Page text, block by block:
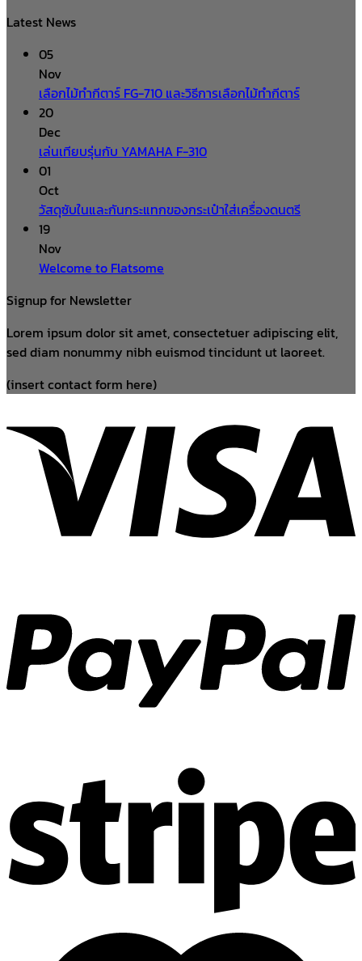
Latest News
05
Nov
เลือกไม้ทำกีตาร์ FG-710 และวิธีการเลือกไม้ทำกีตาร์
20
Dec
เล่นเทียบรุ่นกับ YAMAHA F-310
01
Oct
วัสดุซับในและกันกระแทกของกระเป๋าใส่เครื่องดนตรี
19
Nov
Welcome to Flatsome
Signup for Newsletter
Lorem ipsum dolor sit amet, consectetuer adipiscing elit,
sed diam nonummy nibh euismod tincidunt ut laoreet.
(insert contact form here)